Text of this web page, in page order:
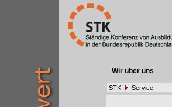
Wir über uns
STK Service